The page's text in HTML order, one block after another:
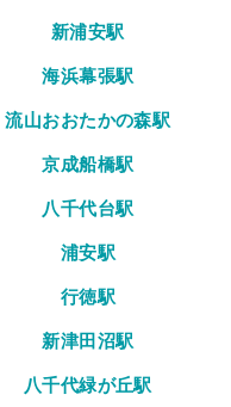
新浦安駅
海浜幕張駅
流山おおたかの森駅
京成船橋駅
八千代台駅
浦安駅
行徳駅
新津田沼駅
八千代緑が丘駅